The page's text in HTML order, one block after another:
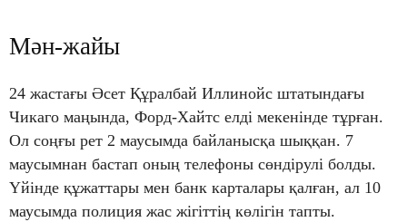
Мән-жайы
24 жастағы Әсет Құралбай Иллинойс штатындағы
Чикаго маңында, Форд-Хайтс елді мекенінде тұрған.
Ол соңғы рет 2 маусымда байланысқа шыққан. 7
маусымнан бастап оның телефоны сөндірулі болды.
Үйінде құжаттары мен банк карталары қалған, ал 10
маусымда полиция жас жігіттің көлігін тапты.